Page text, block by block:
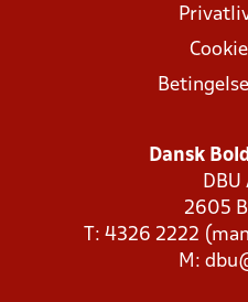
Dansk
DBU
2605
T: 4326 2222
M: